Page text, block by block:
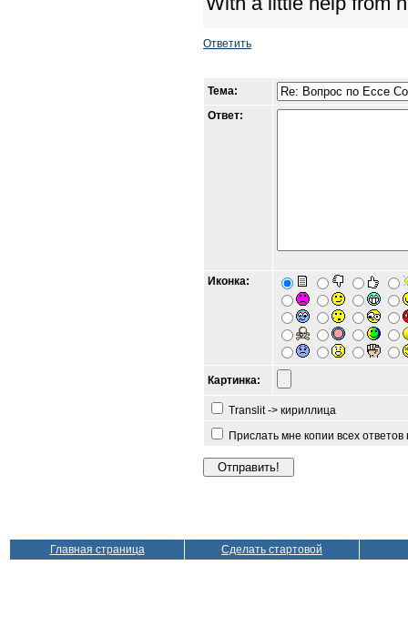
Ответить
Тема:
Ответ:
Иконка:
Картинка:
Translit -> кириллица
Прислать мне копии всех
Главная страница Сделать стартовой